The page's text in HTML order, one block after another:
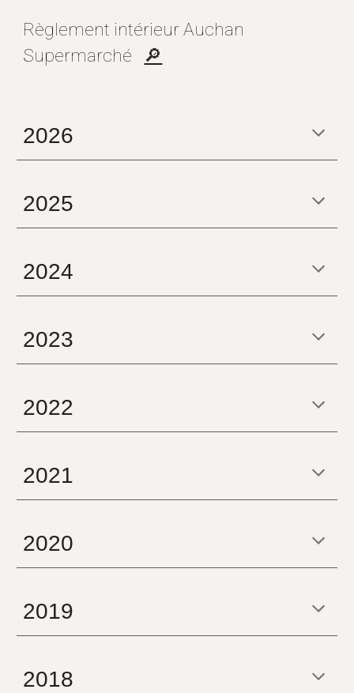
Règlement intérieur Auchan
Supermarché 🔎
2026
2025
2024
2023
2022
2021
2020
2019
2018